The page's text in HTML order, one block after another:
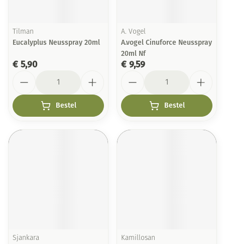
Tilman
Eucalyplus Neusspray 20ml
€ 5,90
Bestel
A. Vogel
A.vogel Cinuforce Neusspray
20ml Nf
€ 9,59
Bestel
Sjankara Kamillosan